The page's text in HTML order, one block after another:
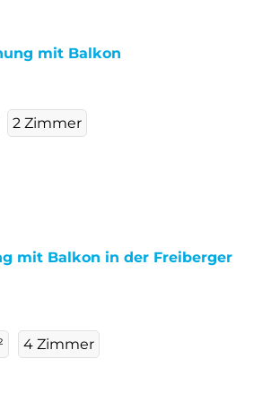
mit Balkon
2 Zimmer
mit Balkon in der Freiberger
4 Zimmer